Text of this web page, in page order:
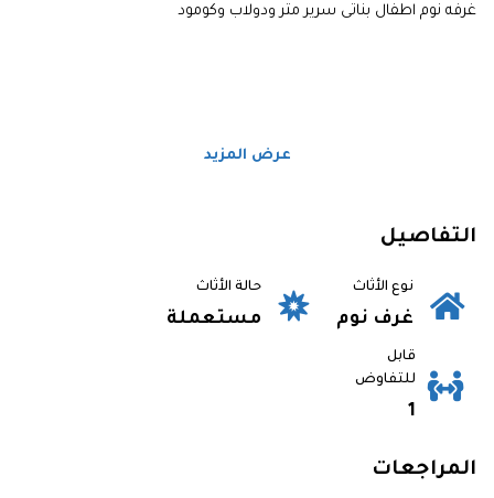
غرفه نوم اطفال بناتى سرير متر ودولاب وكومود
عرض المزيد
التفاصيل
نوع الأثاث
غرف نوم
حالة الأثاث
مستعملة
قابل
للتفاوض
1
المراجعات